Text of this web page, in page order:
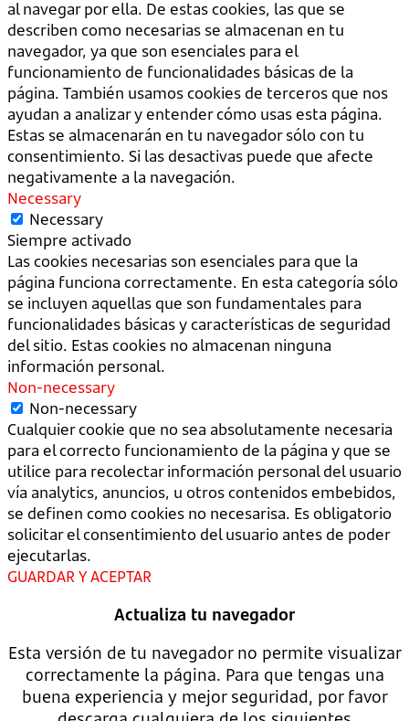
al navegar por ella. De estas cookies, las que se
describen como necesarias se almacenan en tu
navegador, ya que son esenciales para el
funcionamiento de funcionalidades básicas de la
página. También usamos cookies de terceros que nos
ayudan a analizar y entender cómo usas esta página.
Estas se almacenarán en tu navegador sólo con tu
consentimiento. Si las desactivas puede que afecte
negativamente a la navegación.
Necessary
Necessary
Siempre activado
Las cookies necesarias son esenciales para que la
página funciona correctamente. En esta categoría sólo
se incluyen aquellas que son fundamentales para
funcionalidades básicas y características de seguridad
del sitio. Estas cookies no almacenan ninguna
información personal.
Non-necessary
Non-necessary
Cualquier cookie que no sea absolutamente necesaria
para el correcto funcionamiento de la página y que se
utilice para recolectar información personal del usuario
vía analytics, anuncios, u otros contenidos embebidos,
se definen como cookies no necesarisa. Es obligatorio
solicitar el consentimiento del usuario antes de poder
ejecutarlas.
GUARDAR Y ACEPTAR
Actualiza tu navegador
Esta versión de tu navegador no permite visualizar
correctamente la página. Para que tengas una
buena experiencia y mejor seguridad, por favor